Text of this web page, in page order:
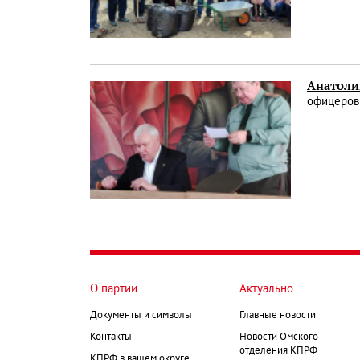
О партии
Документы и символы
Контакты
Актуально
Главные новости
Новости Омского
отделения КПРФ